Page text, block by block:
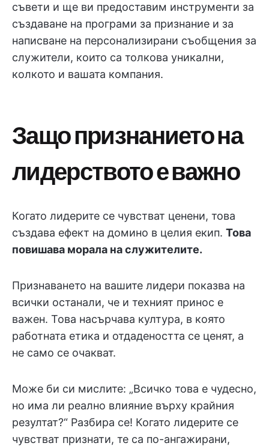
съвети и ще ви предоставим инструменти за
създаване на програми за признание и за
написване на персонализирани съобщения за
служители, които са толкова уникални,
колкото и вашата компания.
Защо признанието на
лидерството е важно
Когато лидерите се чувстват ценени, това
създава ефект на домино в целия екип. Това
повишава морала на служителите.
Признаването на вашите лидери показва на
всички останали, че и техният принос е
важен. Това насърчава култура, в която
работната етика и отдадеността се ценят, а
не само се очакват.
Може би си мислите: „Всичко това е чудесно,
но има ли реално влияние върху крайния
резултат?“ Разбира се! Когато лидерите се
чувстват признати, те са по-ангажирани,